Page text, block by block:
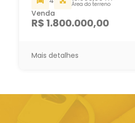
Área do terreno
Venda
R$ 1.800.000,00
Mais detalhes